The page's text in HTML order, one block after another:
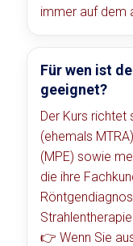
immer auf dem
Für wen ist
geeignet?
Der Kurs richtet
(ehemals
(MPE) sowie
die ihre
👉 Wenn Sie